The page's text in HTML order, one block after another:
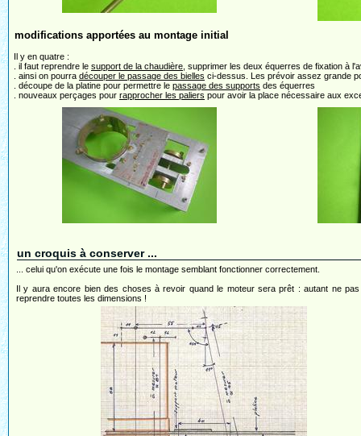
modifications apportées au montage initial
Il y en quatre :
. il faut reprendre le support de la chaudière , supprimer les deux équerres de fixation à
. ainsi on pourra découper le passage des bielles ci-dessus. Les prévoir assez grande
. découpe de la platine pour permettre le passage des supports des équerres
. nouveaux perçages pour rapprocher les paliers pour avoir la place nécessaire aux
un croquis à conserver ...
... celui qu'on exécute une fois le montage semblant fonctionner correctement.
Il y aura encore bien des choses à revoir quand le moteur sera prêt : autant ne
reprendre toutes les dimensions !